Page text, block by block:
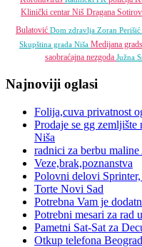
Klinički centar Niš Dragana
Bulatović Dom zdravlja Zoran Perišić
Skupština grada Niša Medijana
saobraćajna nezgoda Južna
Najnoviji oglasi
Folija,cuva privatnost
Prodaje se gg zemljište
Niša
radnici za berbu
Veze,brak,poznanstva
Polovni delovi
Torte Novi Sad
Potrebna Vam je
Potrebni mesari za rad
Pametni Sat-Sat za
Otkup telefona Beograd